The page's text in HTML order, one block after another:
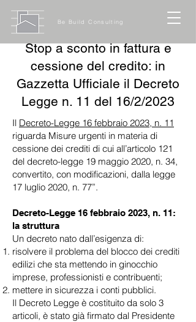
Be Build Consulting
Stop a sconto in fattura e
cessione del credito: in
Gazzetta Ufficiale il Decreto
Legge n. 11 del 16/2/2023
Il Decreto-Legge 16 febbraio 2023, n. 11
riguarda Misure urgenti in materia di
cessione dei crediti di cui all’articolo 121
del decreto-legge 19 maggio 2020, n. 34,
convertito, con modificazioni, dalla legge
17 luglio 2020, n. 77”.
Decreto-Legge 16 febbraio 2023, n. 11:
la struttura
Un decreto nato dall’esigenza di:
risolvere il problema del blocco dei crediti
edilizi che sta mettendo in ginocchio
imprese, professionisti e contribuenti;
mettere in sicurezza i conti pubblici.
Il Decreto Legge è costituito da solo 3
articoli, è stato già firmato dal Presidente